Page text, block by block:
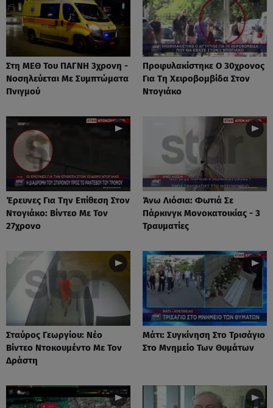
Στη ΜΕΘ Του ΠΑΓΝΗ 3χρονη -
Νοσηλεύεται Με Συμπτώματα
Πνιγμού
Προφυλακίστηκε Ο 30χρονος
Για Τη Χειροβομβίδα Στον
Ντογιάκο
Έρευνες Για Την Επίθεση Στον
Ντογιάκο: Βίντεο Με Τον
27χρονο
Άνω Λιόσια: Φωτιά Σε
Πάρκινγκ Μονοκατοικίας - 3
Τραυματίες
Σταύρος Γεωργίου: Νέο
Βίντεο Ντοκουμέντο Με Τον
Δράστη
Μάτι: Συγκίνηση Στο Τρισάγιο
Στο Μνημείο Των Θυμάτων